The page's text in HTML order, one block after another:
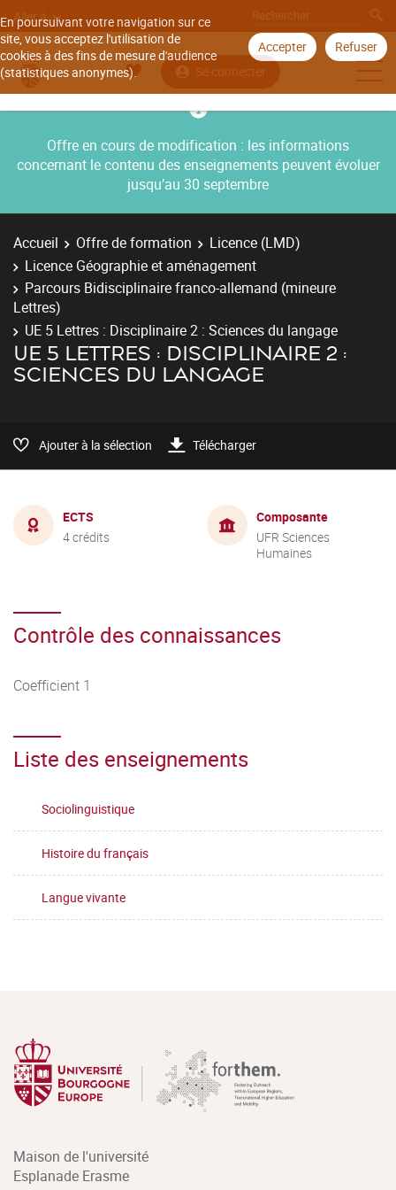
En poursuivant votre navigation sur ce
site, vous acceptez l'utilisation de
cookies à des fins de mesure d'audience
(statistiques anonymes).
Accepter Refuser
Aller à
Se connecter
Offre en cours de modification : les informations
concernant le contenu des enseignements peuvent évoluer
jusqu’au 30 septembre
Accueil Offre de formation
Licence (LMD)
Licence Géographie et aménagement
Parcours Bidisciplinaire franco-allemand (mineure
Lettres)
UE 5 Lettres : Disciplinaire 2 : Sciences du langage
UE 5 LETTRES : DISCIPLINAIRE 2 :
SCIENCES DU LANGAGE
Ajouter à la sélection Télécharger
ECTS
4 crédits
Composante
UFR Sciences
Humaines
Contrôle des connaissances
Coefficient 1
Liste des enseignements
Sociolinguistique
Histoire du français
Langue vivante
Maison de l'université
Esplanade Erasme